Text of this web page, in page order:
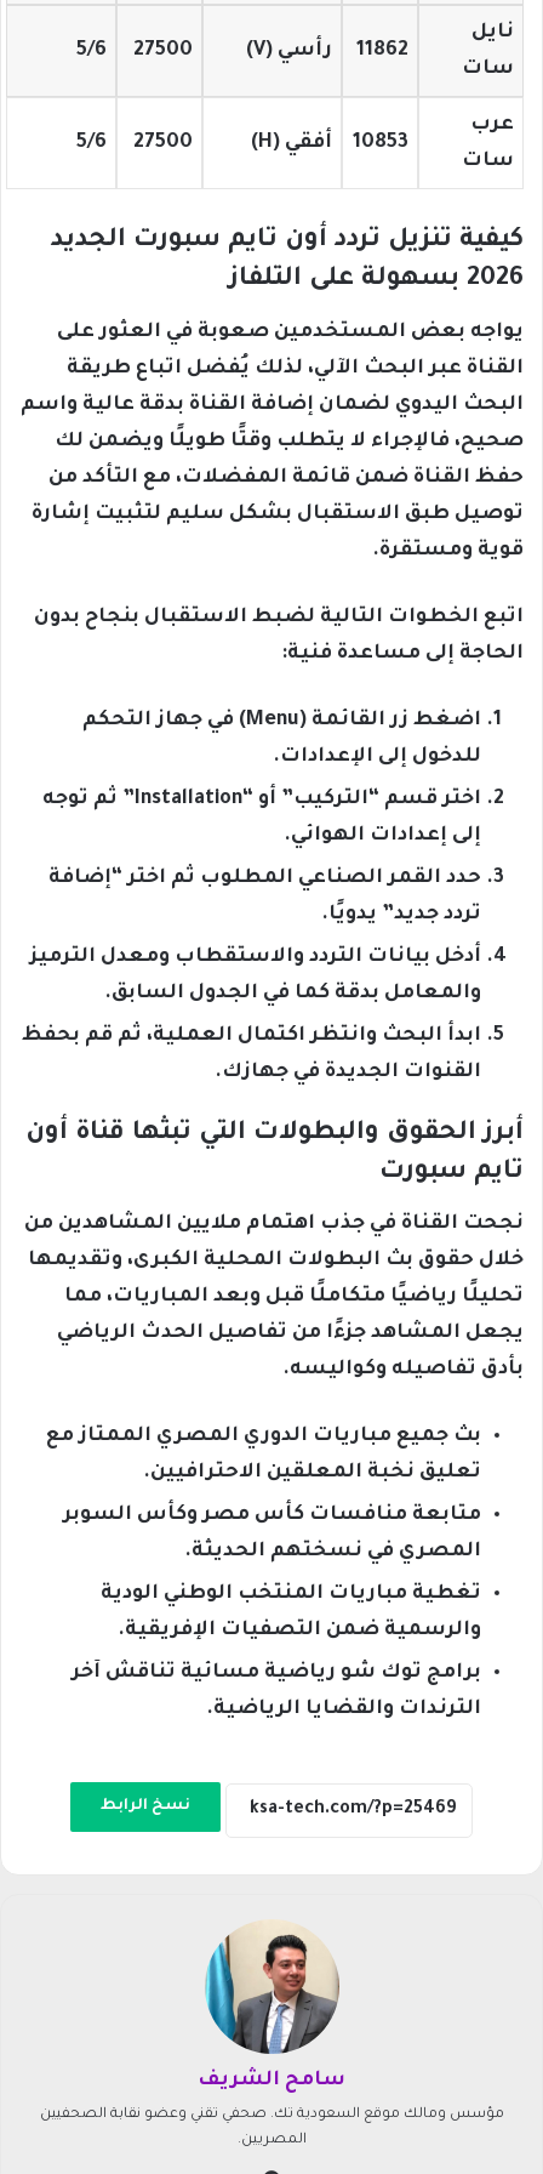
نايل
سات
11862 رأسي (V) 27500
5/6
عرب
سات
10853 أفقي (H) 27500
5/6
كيفية تنزيل تردد أون تايم سبورت الجديد
2026 بسهولة على التلفاز
يواجه بعض المستخدمين صعوبة في العثور على
القناة عبر البحث الآلي، لذلك يُفضل اتباع طريقة
البحث اليدوي لضمان إضافة القناة بدقة عالية واسم
صحيح، فالإجراء لا يتطلب وقتًا طويلًا ويضمن لك
حفظ القناة ضمن قائمة المفضلات، مع التأكد من
توصيل طبق الاستقبال بشكل سليم لتثبيت إشارة
قوية ومستقرة.
اتبع الخطوات التالية لضبط الاستقبال بنجاح بدون
الحاجة إلى مساعدة فنية:
اضغط زر القائمة (Menu) في جهاز التحكم
للدخول إلى الإعدادات.
اختر قسم “التركيب” أو “Installation” ثم توجه
إلى إعدادات الهوائي.
حدد القمر الصناعي المطلوب ثم اختر “إضافة
تردد جديد” يدويًا.
أدخل بيانات التردد والاستقطاب ومعدل الترميز
والمعامل بدقة كما في الجدول السابق.
ابدأ البحث وانتظر اكتمال العملية، ثم قم بحفظ
القنوات الجديدة في جهازك.
أبرز الحقوق والبطولات التي تبثها قناة أون
تايم سبورت
نجحت القناة في جذب اهتمام ملايين المشاهدين من
خلال حقوق بث البطولات المحلية الكبرى، وتقديمها
تحليلًا رياضيًا متكاملًا قبل وبعد المباريات، مما
يجعل المشاهد جزءًا من تفاصيل الحدث الرياضي
بأدق تفاصيله وكواليسه.
بث جميع مباريات الدوري المصري الممتاز مع
تعليق نخبة المعلقين الاحترافيين.
متابعة منافسات كأس مصر وكأس السوبر
المصري في نسختهم الحديثة.
تغطية مباريات المنتخب الوطني الودية
والرسمية ضمن التصفيات الإفريقية.
برامج توك شو رياضية مسائية تناقش آخر
الترندات والقضايا الرياضية.
نسخ الرابط
سامح الشريف
مؤسس ومالك موقع السعودية تك. صحفي تقني وعضو نقابة الصحفيين
المصريين.